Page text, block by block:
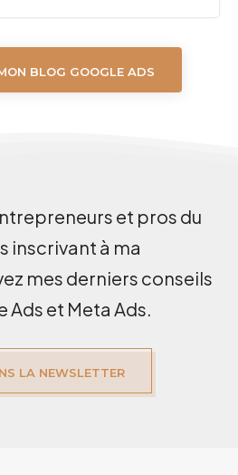
BLOG GOOGLE ADS
et pros du
inscrivant à ma
mes derniers conseils
Ads et Meta Ads.
LA NEWSLETTER